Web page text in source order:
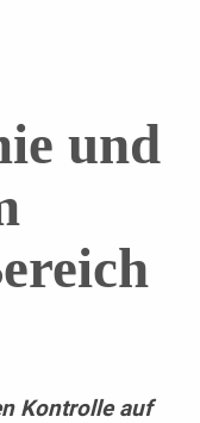
und
Kontrolle auf